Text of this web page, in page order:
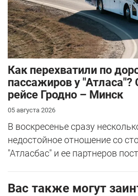
Как перехватили по
пассажиров у "Атласа"?
рейсе Гродно – Минск
05 августа 2026
В воскресенье сразу
недостойное отношение со
"Атласбас" и ее партнеров
Вас также могут